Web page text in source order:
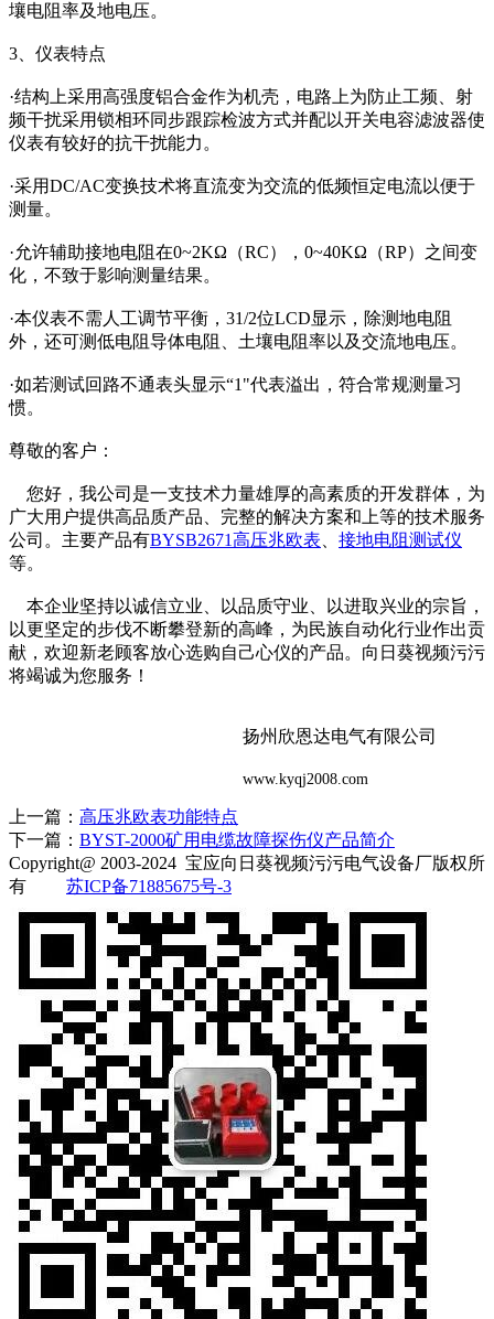
壤电阻率及地电压。
3、仪表特点
·结构上采用高强度铝合金作为机壳，电路上为防止工频、射
频干扰采用锁相环同步跟踪检波方式并配以开关电容滤波器使
仪表有较好的抗干扰能力。
·采用DC/AC变换技术将直流变为交流的低频恒定电流以便于
测量。
·允许辅助接地电阻在0~2KΩ（RC），0~40KΩ（RP）之间变
化，不致于影响测量结果。
·本仪表不需人工调节平衡，31/2位LCD显示，除测地电阻
外，还可测低电阻导体电阻、土壤电阻率以及交流地电压。
·如若测试回路不通表头显示“1"代表溢出，符合常规测量习
惯。
尊敬的客户：
您好，我公司是一支技术力量雄厚的高素质的开发群体，为
广大用户提供高品质产品、完整的解决方案和上等的技术服务
公司。主要产品有BYSB2671高压兆欧表
接地电阻测试仪
等。
本企业坚持以诚信立业、以品质守业、以进取兴业的宗旨，
以更坚定的步伐不断攀登新的高峰，为民族自动化行业作出贡
献，欢迎新老顾客放心选购自己心仪的产品。向日葵视频污污
将竭诚为您服务！
扬州欣恩达电气有限公司
www.kyqj2008.com
上一篇： 高压兆欧表功能特点
下一篇： BYST-2000矿用电缆故障探伤仪产品简介
Copyright@ 2003-2024 宝应向日葵视频污污电气设备厂版权所
有
苏ICP备71885675号-3